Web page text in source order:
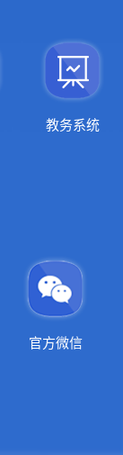
教务系统
官方微信